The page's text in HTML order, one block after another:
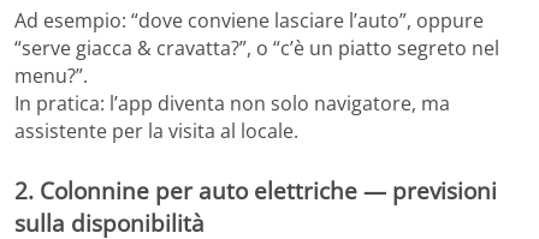
Ad esempio: “dove conviene lasciare l’auto”, oppure
“serve giacca & cravatta?”, o “c’è un piatto segreto nel
menu?”.
In pratica: l’app diventa non solo navigatore, ma
assistente per la visita al locale.
2. Colonnine per auto elettriche — previsioni
sulla disponibilità